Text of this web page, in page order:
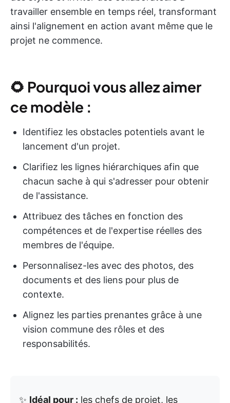
travailler ensemble en temps réel, transformant
ainsi l'alignement en action avant même que le
projet ne commence.
🌻 Pourquoi vous allez aimer
ce modèle :
Identifiez les obstacles potentiels avant le
lancement d'un projet.
Clarifiez les lignes hiérarchiques afin que
chacun sache à qui s'adresser pour obtenir
de l'assistance.
Attribuez des tâches en fonction des
compétences et de l'expertise réelles des
membres de l'équipe.
Personnalisez-les avec des photos, des
documents et des liens pour plus de
contexte.
Alignez les parties prenantes grâce à une
vision commune des rôles et des
responsabilités.
✨ Idéal pour : les chefs de projet, les